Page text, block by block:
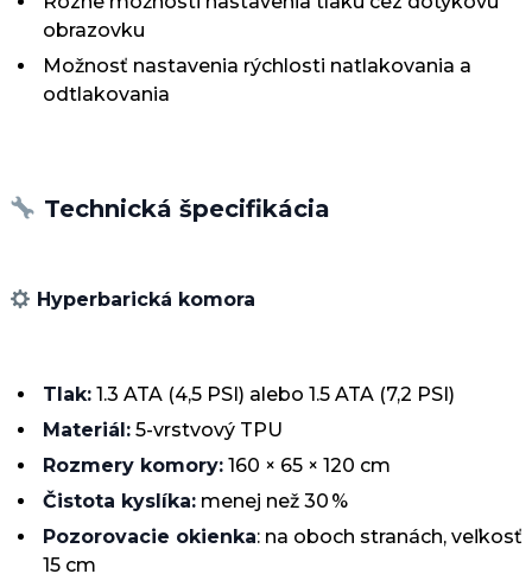
obrazovku
Možnosť nastavenia rýchlosti natlakovania a
odtlakovania
Technická špecifikácia
Hyperbarická komora
Tlak: 1.3 ATA (4,5 PSI) alebo 1.5 ATA (7,2 PSI)
Materiál: 5-vrstvový TPU
Rozmery komory: 160 × 65 × 120 cm
Čistota kyslíka: menej než 30 %
Pozorovacie okienka: na oboch stranách, veľkosť
15 cm